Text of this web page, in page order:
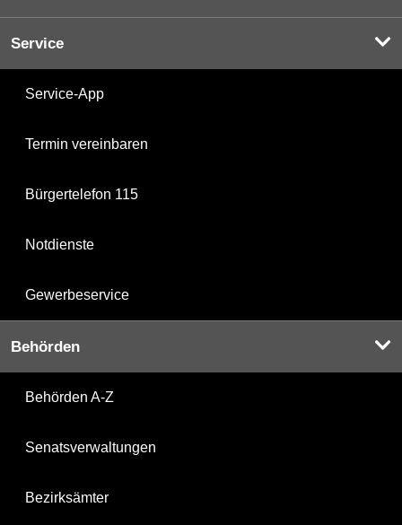
Service
Service-App
Termin vereinbaren
Bürgertelefon 115
Notdienste
Gewerbeservice
Behörden
Behörden A-Z
Senatsverwaltungen
Bezirksämter